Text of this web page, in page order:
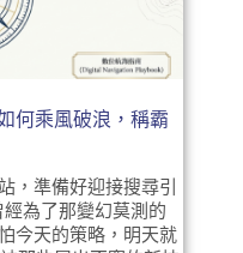
何乘風破浪，稱霸
，準備好迎接搜尋引
為了那變幻莫測的
今天的策略，明天就